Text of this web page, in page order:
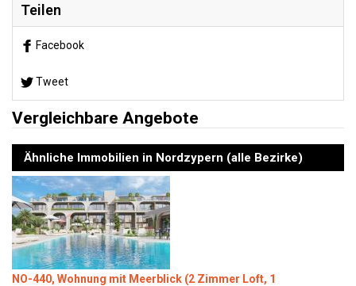
Teilen
Facebook
Tweet
Vergleichbare Angebote
Ähnliche Immobilien in Nordzypern (alle Bezirke)
NO-440, Wohnung mit Meerblick (2 Zimmer Loft, 1